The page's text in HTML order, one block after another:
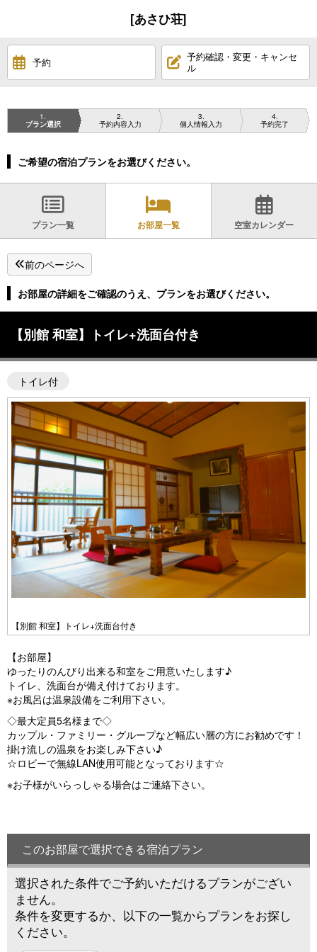
[あさひ荘]
予約
予約確認・変更・キャンセ
ル
1
プラン選択
2
予約内容入力
3
個人情報入力
4
予約完了
ご希望の宿泊プランをお選びください。
プラン一覧 お部屋一覧 空室カレンダー
前のページへ
お部屋の詳細をご確認のうえ、プランをお選びください。
【別館 和室】トイレ+洗面台付き
トイレ付
【別館 和室】トイレ+洗面台付き
【お部屋】
ゆったりのんびり出来る和室をご用意いたします♪
トイレ、洗面台が備え付けております。
※お風呂は温泉設備をご利用下さい。
◇最大定員5名様まで◇
カップル・ファミリー・グループなど幅広い層の方にお勧めです！
掛け流しの温泉をお楽しみ下さい♪
☆ロビーで無線LAN使用可能となっております☆
※お子様がいらっしゃる場合はご連絡下さい。
このお部屋で選択できる宿泊プラン
選択された条件でご予約いただけるプランがござい
ません。
条件を変更するか、以下の一覧からプランをお探し
ください。